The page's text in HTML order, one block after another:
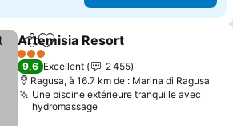
PartagerAjouter à mes favoris
Artemisia Resort
3 Étoiles
9,6 Excellent
2 455
Ragusa, à 16.7 km de : Marina di Ragusa
Une piscine extérieure tranquille avec
hydromassage